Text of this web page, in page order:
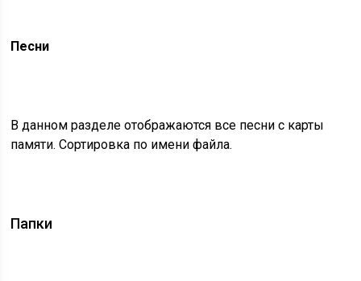
Песни
В данном разделе отображаются все песни с карты
памяти. Сортировка по имени файла.
Папки